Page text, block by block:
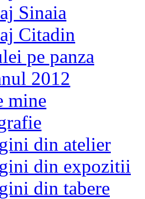
Sinaia
Citadin
pe panza
2012
mine
din atelier
din expozitii
din tabere